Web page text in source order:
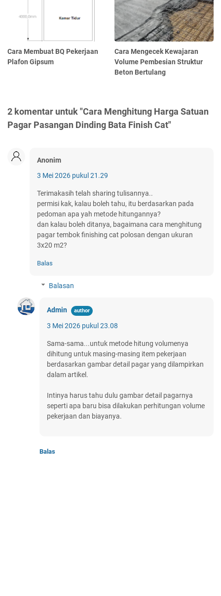
Cara Membuat BQ Pekerjaan
Plafon Gipsum
Cara Mengecek Kewajaran
Volume Pembesian Struktur
Beton Bertulang
2 komentar untuk "Cara Menghitung Harga Satuan
Pagar Pasangan Dinding Bata Finish Cat"
Anonim
3 Mei 2026 pukul 21.29
Terimakasih telah sharing tulisannya..
permisi kak, kalau boleh tahu, itu berdasarkan pada
pedoman apa yah metode hitungannya?
dan kalau boleh ditanya, bagaimana cara menghitung
pagar tembok finishing cat polosan dengan ukuran
3x20 m2?
Balas
Balasan
Admin
3 Mei 2026 pukul 23.08
Sama-sama...untuk metode hitung volumenya
dihitung untuk masing-masing item pekerjaan
berdasarkan gambar detail pagar yang dilampirkan
dalam artikel.
Intinya harus tahu dulu gambar detail pagarnya
seperti apa baru bisa dilakukan perhitungan volume
pekerjaan dan biayanya.
Balas